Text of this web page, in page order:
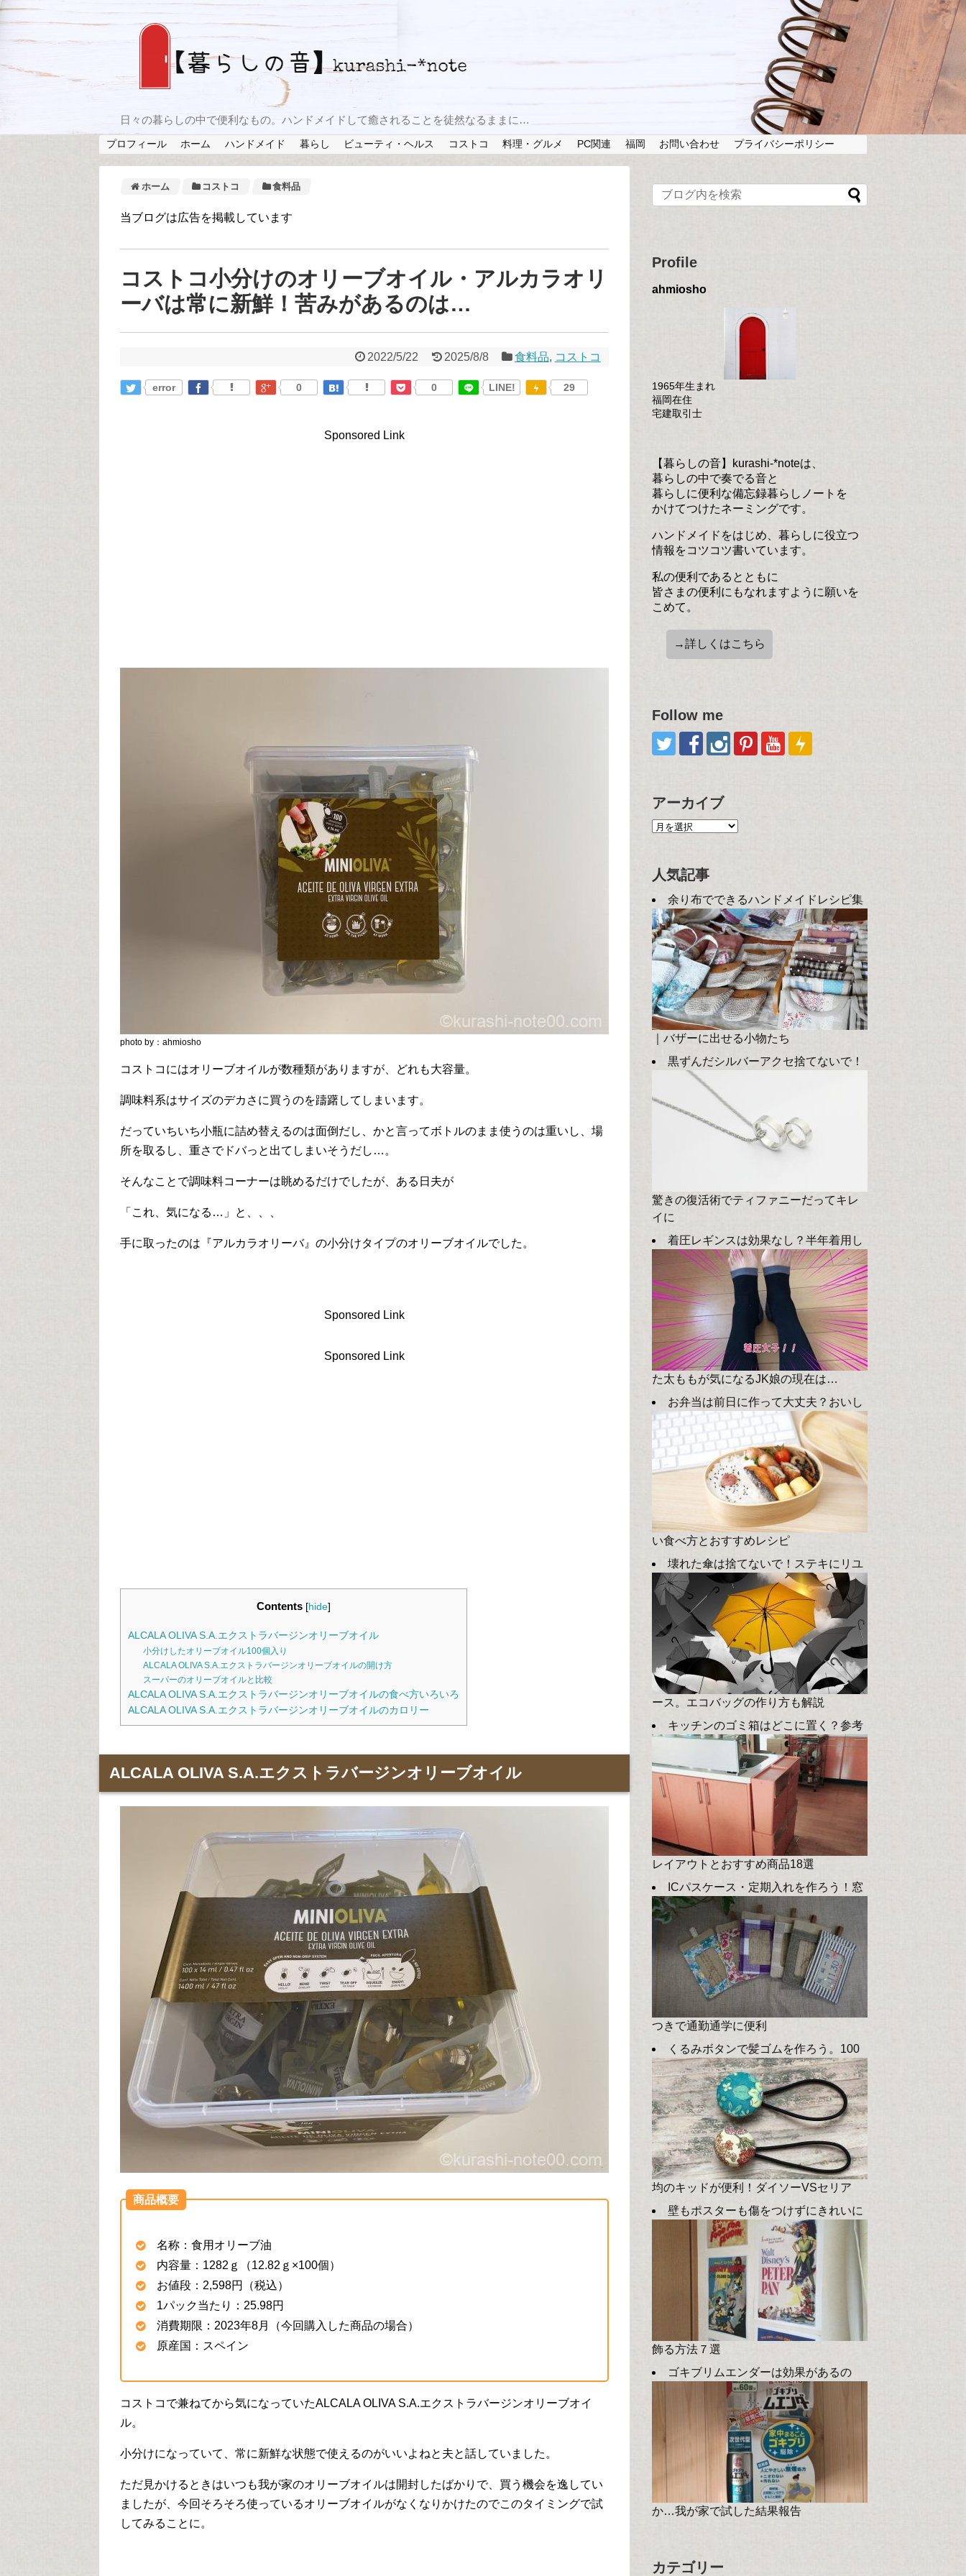
日々の暮らしの中で便利なもの。ハンドメイドして癒されることを徒然なるままに…
プロフィール ホーム ハンドメイド 暮らし ビューティ・ヘルス コストコ 料理・グルメ PC関連 福岡 お問い合わせ プライバシーポリシー
ホーム コストコ 食料品
当ブログは広告を掲載しています
コストコ小分けのオリーブオイル・アルカラオリ
ーバは常に新鮮！苦みがあるのは…
2022/5/22 2025/8/8 食料品, コストコ
error 0 0 LINE! 29
Sponsored Link
photo by：ahmiosho
コストコにはオリーブオイルが数種類がありますが、どれも大容量。
調味料系はサイズのデカさに買うのを躊躇してしまいます。
だっていちいち小瓶に詰め替えるのは面倒だし、かと言ってボトルのまま使うのは重いし、場
所を取るし、重さでドバっと出てしまいそうだし…。
そんなことで調味料コーナーは眺めるだけでしたが、ある日夫が
「これ、気になる…」と、、、
手に取ったのは『アルカラオリーバ』の小分けタイプのオリーブオイルでした。
Sponsored Link
Sponsored Link
Contents [hide]
ALCALA OLIVA S.A.エクストラバージンオリーブオイル
小分けしたオリーブオイル100個入り
ALCALA OLIVA S.A.エクストラバージンオリーブオイルの開け方
スーパーのオリーブオイルと比較
ALCALA OLIVA S.A.エクストラバージンオリーブオイルの食べ方いろいろ
ALCALA OLIVA S.A.エクストラバージンオリーブオイルのカロリー
ALCALA OLIVA S.A.エクストラバージンオリーブオイル
商品概要
名称：食用オリーブ油
内容量：1282ｇ（12.82ｇ×100個）
お値段：2,598円（税込）
1パック当たり：25.98円
消費期限：2023年8月（今回購入した商品の場合）
原産国：スペイン
コストコで兼ねてから気になっていたALCALA OLIVA S.A.エクストラバージンオリーブオイ
ル。
小分けになっていて、常に新鮮な状態で使えるのがいいよねと夫と話していました。
ただ見かけるときはいつも我が家のオリーブオイルは開封したばかりで、買う機会を逸してい
ましたが、今回そろそろ使っているオリーブオイルがなくなりかけたのでこのタイミングで試
してみることに。
Profile
ahmiosho
1965年生まれ
福岡在住
宅建取引士
【暮らしの音】kurashi-*noteは、
暮らしの中で奏でる音と
暮らしに便利な備忘録暮らしノートを
かけてつけたネーミングです。
ハンドメイドをはじめ、暮らしに役立つ
情報をコツコツ書いています。
私の便利であるとともに
皆さまの便利にもなれますように願いを
こめて。
→詳しくはこちら
Follow me
アーカイブ
人気記事
余り布でできるハンドメイドレシピ集
｜バザーに出せる小物たち
黒ずんだシルバーアクセ捨てないで！
驚きの復活術でティファニーだってキレ
イに
着圧レギンスは効果なし？半年着用し
た太ももが気になるJK娘の現在は…
お弁当は前日に作って大丈夫？おいし
い食べ方とおすすめレシピ
壊れた傘は捨てないで！ステキにリユ
ース。エコバッグの作り方も解説
キッチンのゴミ箱はどこに置く？参考
レイアウトとおすすめ商品18選
ICパスケース・定期入れを作ろう！窓
つきで通勤通学に便利
くるみボタンで髪ゴムを作ろう。100
均のキッドが便利！ダイソーVSセリア
壁もポスターも傷をつけずにきれいに
飾る方法７選
ゴキブリムエンダーは効果があるの
か…我が家で試した結果報告
カテゴリー